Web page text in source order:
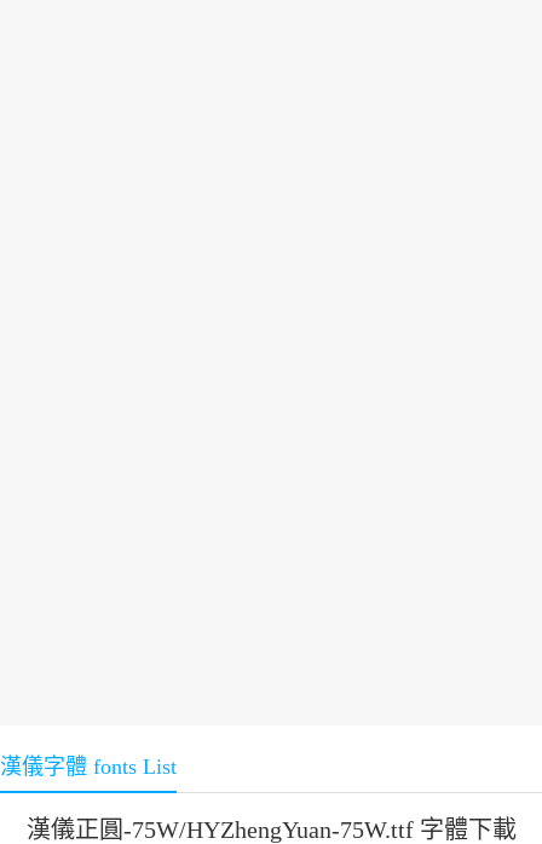
漢儀字體 fonts List
漢儀正圓-75W/HYZhengYuan-75W.ttf 字體下載